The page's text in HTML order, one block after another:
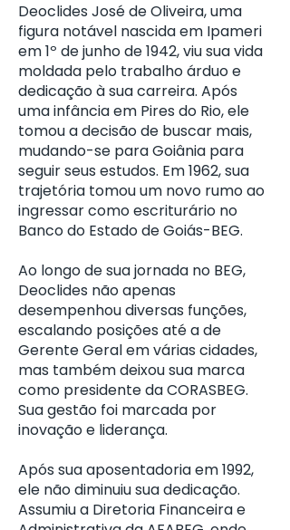
Deoclides José de Oliveira, uma
figura notável nascida em Ipameri
em 1º de junho de 1942, viu sua vida
moldada pelo trabalho árduo e
dedicação à sua carreira. Após
uma infância em Pires do Rio, ele
tomou a decisão de buscar mais,
mudando-se para Goiânia para
seguir seus estudos. Em 1962, sua
trajetória tomou um novo rumo ao
ingressar como escriturário no
Banco do Estado de Goiás-BEG.
Ao longo de sua jornada no BEG,
Deoclides não apenas
desempenhou diversas funções,
escalando posições até a de
Gerente Geral em várias cidades,
mas também deixou sua marca
como presidente da CORASBEG.
Sua gestão foi marcada por
inovação e liderança.
Após sua aposentadoria em 1992,
ele não diminuiu sua dedicação.
Assumiu a Diretoria Financeira e